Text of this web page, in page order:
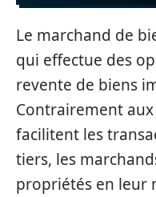
Le marchand de
qui effectue des
revente de biens
Contrairement
facilitent les
tiers, les
propriétés en leur